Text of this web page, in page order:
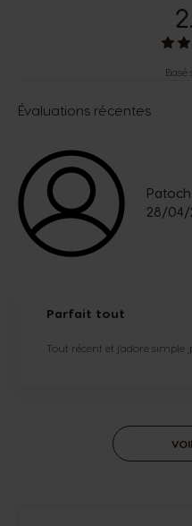
Basé
Évaluations récentes
28/04/
Parfait tout
Tout récent et j'adore simple